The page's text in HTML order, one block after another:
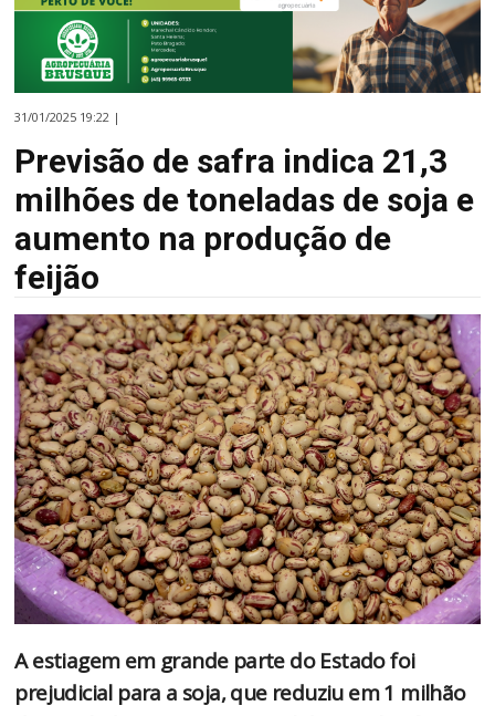
31/01/2025 19:22 |
Previsão de safra indica 21,3
milhões de toneladas de soja e
aumento na produção de
feijão
A estiagem em grande parte do Estado foi
prejudicial para a soja, que reduziu em 1 milhão